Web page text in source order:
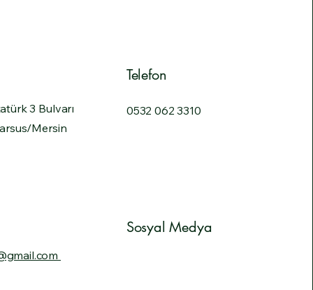
3 Bulvarı
Mersin
Telefon
0532 062 3310
Sosyal Medya